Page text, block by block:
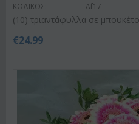
ΚΩΔΙΚΟΣ: Af17
(10) τριαντάφυλλα σε
€24.99